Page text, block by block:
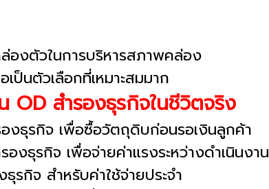
องตัวในการบริหารสภาพคล่อง
ป็นตัวเลือกที่เหมาะสมมาก
OD สำรองธุรกิจในชีวิตจริง
องธุรกิจ เพื่อซื้อวัตถุดิบก่อนรอเงินลูกค้า
องธุรกิจ เพื่อจ่ายค่าแรงระหว่างดำเนินงาน
รกิจ สำหรับค่าใช้จ่ายประจำ